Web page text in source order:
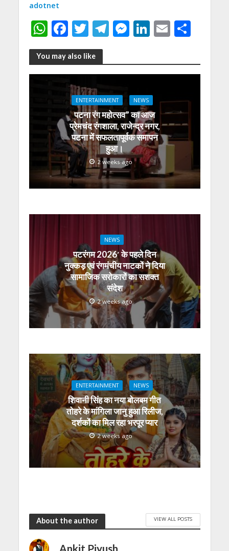
adotnet
W
h
at
s
p
F
ac
e
b
o
o
k
T
w
itt
er
T
e
gr
a
m
M
ss
e
n
g
er
Li
k
e
dI
n
E
ai
l
S
ar
e
You may also like
ENTERTAINMENT NEWS
पटना रंग महोत्सव” का आज
प्रेमचंद रंगशाला, राजेन्द्र नगर,
पटना में सफलतापूर्वक समापन
हुआ।
2 weeks ago
NEWS
पटरंगम 2026′ के पहले दिन
नुक्कड़ एवं रंगमंचीय नाटकों ने दिया
सामाजिक सरोकारों का सशक्त
संदेश
2 weeks ago
ENTERTAINMENT NEWS
शिवानी सिंह का नया बोलबम गीत
तोहरे के मांगिला जानु हुआ रिलीज,
दर्शकों का मिल रहा भरपूर प्यार
2 weeks ago
About the author VIEW ALL POSTS
Ankit Piyush